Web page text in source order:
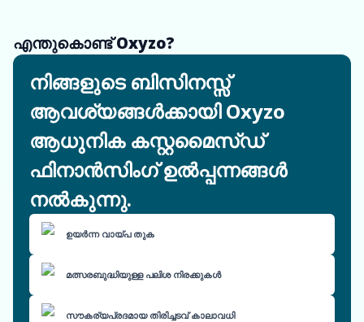
എന്തുകൊണ്ട് Oxyzo?
നിങ്ങളുടെ ബിസിനസ്സ്
ആവശ്യങ്ങൾക്കായി Oxyzo
ആധുനിക കസ്റ്റമൈസ്ഡ്
ഫിനാൻസിംഗ് ഉൽപ്പന്നങ്ങൾ
നൽകുന്നു.
ഉയർന്ന വായ്പ തുക
മത്സരബുദ്ധിയുള്ള പലിശ നിരക്കുകൾ
സൗകര്യപ്രദമായ തിരിച്ചടവ് കാലാവധി